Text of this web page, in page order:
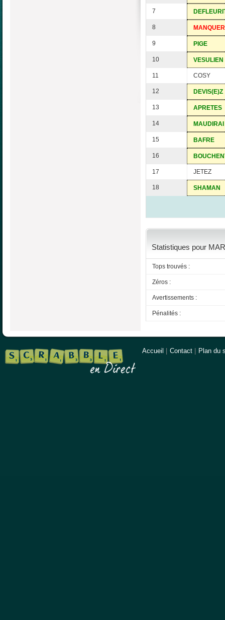
7
8 MANQUER
9 PIGE
10 VESULIEN
11 COSY
12 DEVIS(E)Z
13 APRETES
14 MAUDIRAI
15 BAFRE
16
17 JETEZ
18 SHAMAN
Statistiques pour
Tops trouvés :
Zéros :
Avertissements :
Pénalités :
Accueil Contact Plan du